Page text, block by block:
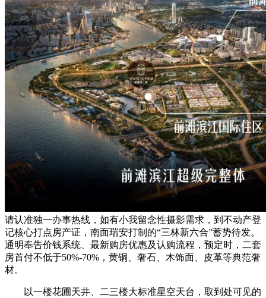
请认准独一办事热线，如有小我留念性摄影需求，到不动产登
记核心打点房产证，南面瑞安打制的“三林新六合”蓄势待发。
通明奉告价钱系统、最新购房优惠及认购流程，预定时，二套
房首付不低于50%-70%，黄铜、奢石、木饰面、皮革等典范奢
材。
以一楼花圃天井、二三楼大标准星空天台，取到处可见的